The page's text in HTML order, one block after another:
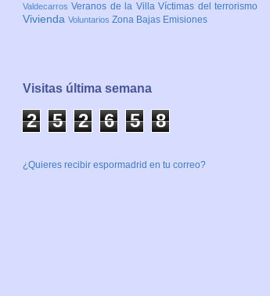
ValdecarrosVeranos de la VillaVíctimas del terrorismo
Vivienda Voluntarios Zona Bajas Emisiones
Visitas última semana
2 5 2 6 5 8
¿Quieres recibir espormadrid en tu correo?